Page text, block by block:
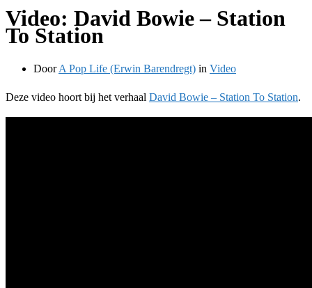
Video: David Bowie – Station
To Station
DoorA Pop Life (Erwin Barendregt) in Video
Deze video hoort bij het verhaal David Bowie – Station To Station.